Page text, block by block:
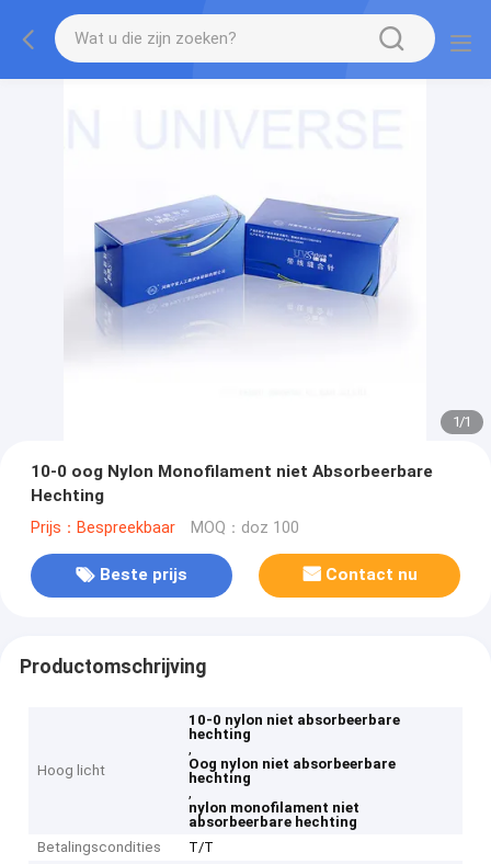
1/1
10-0 oog Nylon Monofilament niet Absorbeerbare
Hechting
Prijs：Bespreekbaar MOQ：doz 100
Beste prijs Contact nu
Productomschrijving
Hoog licht
10-0 nylon niet absorbeerbare
hechting
,
Oog nylon niet absorbeerbare
hechting
,
nylon monofilament niet
absorbeerbare hechting
Betalingscondities
T/T